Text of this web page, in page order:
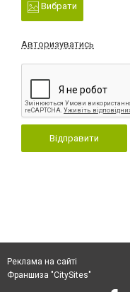
Вибрати
Авторизуватись
Відправити
Реклама на сайті
Франшиза "CitySites"